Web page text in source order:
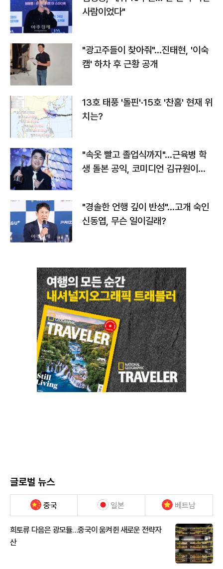
사람이었다"
"광고주들이 찾아줘"…진태현, '이숙
캠' 하차 후 근황 공개
13호 태풍 '돌핀'·15호 '찬홈' 현재 위
치는?
"속옷 빨고 졸업식까지"…근육병 학
생 돌본 공익, 코미디언 김규원이었
"경솔한 언행 깊이 반성"…고개 숙인
신동엽, 무슨 일이길래?
글로벌 뉴스
중국 일본 베트남
희토류 다음은 광모듈…중국이 움켜쥔 새로운 전략자
산